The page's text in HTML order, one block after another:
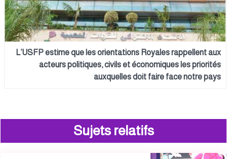
L’USFP estime que les orientations Royales rappellent aux
acteurs politiques, civils et économiques les priorités
auxquelles doit faire face notre pays
Sujets relatifs